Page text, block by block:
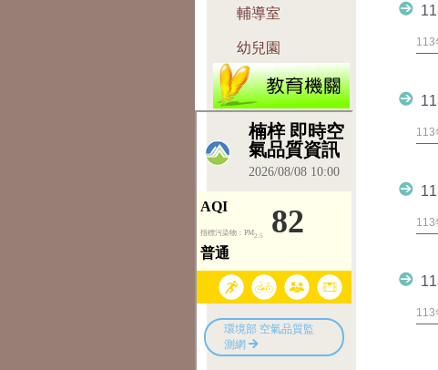
輔導室
幼兒園 113
113
113
113